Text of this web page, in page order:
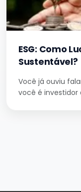
ESG: Como
Sustentável?
Você já ouviu
você é investidor